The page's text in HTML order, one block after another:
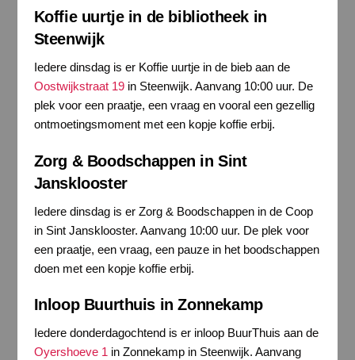
Koffie uurtje in de bibliotheek in
Steenwijk
Iedere dinsdag is er Koffie uurtje in de bieb aan de
Oostwijkstraat 19in Steenwijk. Aanvang 10:00 uur. De
plek voor een praatje, een vraag en vooral een gezellig
ontmoetingsmoment met een kopje koffie erbij.
Zorg & Boodschappen in Sint
Jansklooster
Iedere dinsdag is er Zorg & Boodschappen in de Coop
in Sint Jansklooster. Aanvang 10:00 uur. De plek voor
een praatje, een vraag, een pauze in het boodschappen
doen met een kopje koffie erbij.
Inloop Buurthuis in Zonnekamp
Iedere donderdagochtend is er inloop BuurThuis aan de
Oyershoeve 1in Zonnekamp in Steenwijk. Aanvang